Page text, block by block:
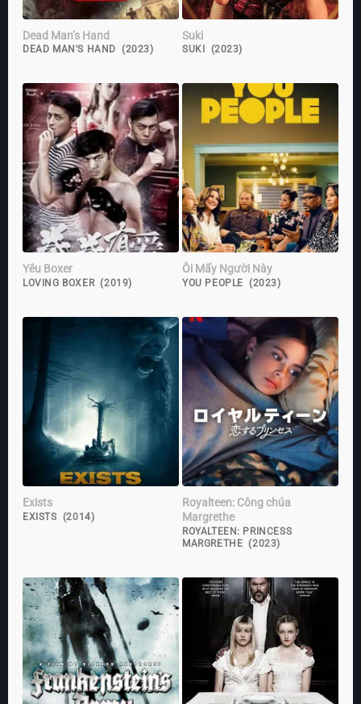
Dead Man’s Hand
DEAD MAN'S HAND (2023)
Suki
SUKI (2023)
Yêu Boxer
LOVING BOXER (2019)
Ôi Mấy Người Này
YOU PEOPLE (2023)
Exists
EXISTS (2014)
Royalteen: Công chúa
Margrethe
ROYALTEEN: PRINCESS
MARGRETHE (2023)